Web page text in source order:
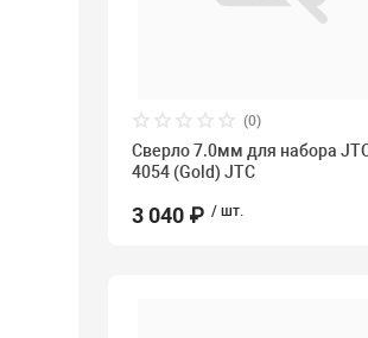
(0)
Сверло 7.0мм для набора
4054 (Gold) JTC
3 040 ₽ / шт.